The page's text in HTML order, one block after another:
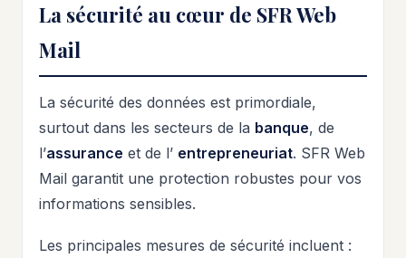
La sécurité au cœur de SFR Web
Mail
La sécurité des données est primordiale,
surtout dans les secteurs de la banque, de
l’assurance et de l’ entrepreneuriat. SFR Web
Mail garantit une protection robustes pour vos
informations sensibles.
Les principales mesures de sécurité incluent :